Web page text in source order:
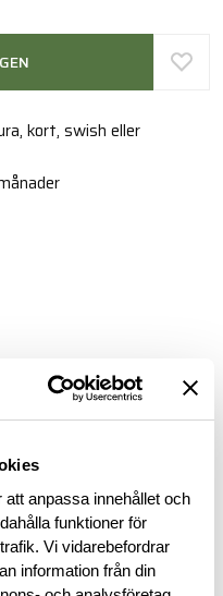
anpassa innehållet och
funktioner för
Vi vidarebefordrar
information från din
kort, swish eller